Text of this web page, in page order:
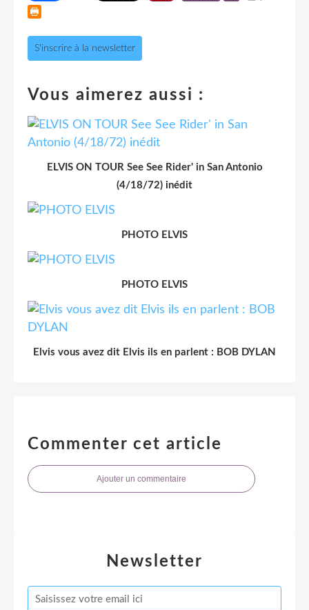
S'inscrire à la newsletter
Vous aimerez aussi :
ELVIS ON TOUR See See Rider' in San Antonio
(4/18/72) inédit
PHOTO ELVIS
PHOTO ELVIS
Elvis vous avez dit Elvis ils en parlent : BOB DYLAN
Commenter cet article
Ajouter un commentaire
Newsletter